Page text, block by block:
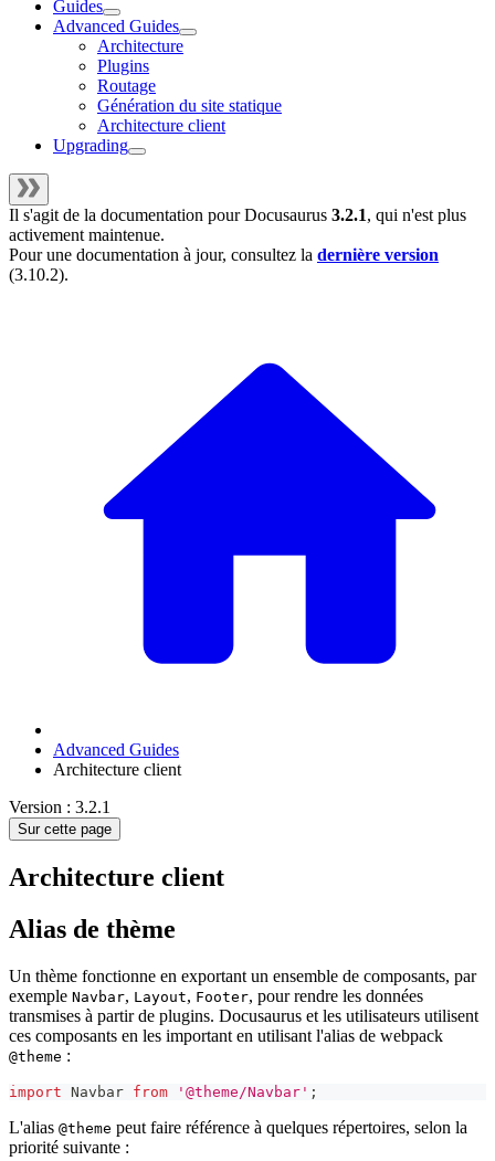
Guides
Advanced Guides
Architecture
Plugins
Routage
Génération du site statique
Architecture client
Upgrading
Il s'agit de la documentation pourDocusaurus 3.2.1, qui n'est plus
activement maintenue.
Pour une documentation à jour, consultez la dernière version
(3.10.2).
Advanced Guides
Architecture client
Version : 3.2.1
Sur cette page
Architecture client
Alias de thème
Un thème fonctionne en exportant un ensemble de composants, par
exemple Navbar, Layout, Footer, pour rendre les données
transmises à partir de plugins. Docusaurus et les utilisateurs utilisent
ces composants en les important en utilisant l'alias de webpack
@theme :
import Navbar from '@theme/Navbar' ;
L'alias @theme peut faire référence à quelques répertoires, selon la
priorité suivante :